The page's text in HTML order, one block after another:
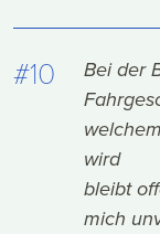
#10
Bei der
wird
bleibt
mich